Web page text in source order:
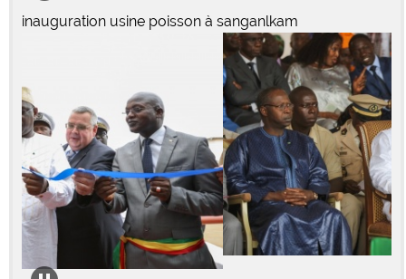
inauguration usine poisson à sanganlkam